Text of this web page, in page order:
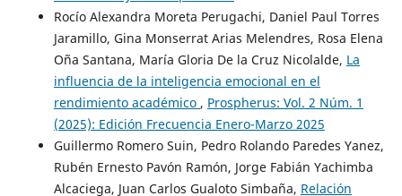
Rocío Alexandra Moreta Perugachi, Daniel Paul Torres
Jaramillo, Gina Monserrat Arias Melendres, Rosa Elena
Oña Santana, María Gloria De la Cruz Nicolalde, La
influencia de la inteligencia emocional en el
rendimiento académico , Prospherus: Vol. 2 Núm. 1
(2025): Edición Frecuencia Enero-Marzo 2025
Guillermo Romero Suin, Pedro Rolando Paredes Yanez,
Rubén Ernesto Pavón Ramón, Jorge Fabián Yachimba
Alcaciega, Juan Carlos Gualoto Simbaña, Relación